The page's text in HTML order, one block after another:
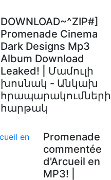
DOWNLOAD~^ZIP#]
Promenade Cinema
Dark Designs Mp3
Album Download
Leaked! | Մամուլի
խոսնակ - Անկախ
հրապարակումների
հարթակ
Promenade
commentée
d'Arcueil en
MP3! |